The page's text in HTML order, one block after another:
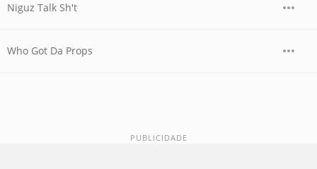
Niguz Talk Sh't
Who Got Da Props